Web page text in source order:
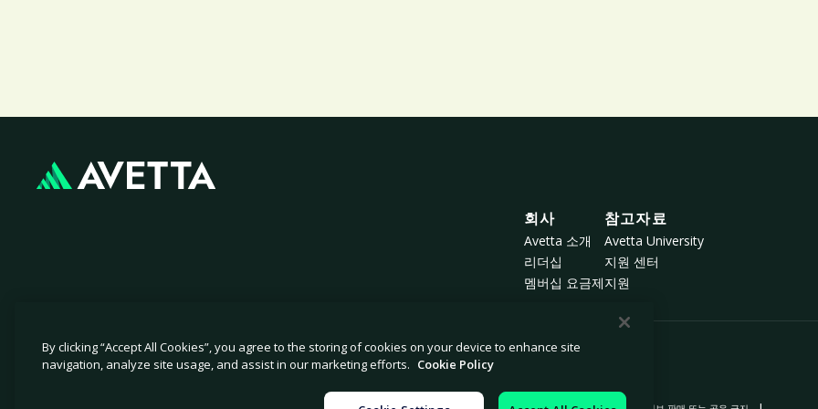
회사
Avetta 소개
리더십
멤버십 요금제
참고자료
Avetta University
지원 센터
지원
© 2026 Avetta, LLC All rights reserved.
By clicking “Accept All Cookies”, you agree to the storing of cookies on your device to enhance site
navigation, analyze site usage, and assist in our marketing efforts. Cookie Policy